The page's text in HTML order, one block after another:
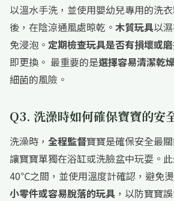
以溫水手洗，並使用嬰幼兒專用的洗
後，在陰涼通風處晾乾。 木質玩具以
免浸泡。 定期檢查玩具是否有損壞或
即更換。 最重要的是選擇容易清潔乾
細菌的風險。
Q3. 洗澡時如何確保寶寶的安
洗澡時， 全程監督寶寶是確保安全最
讓寶寶單獨在浴缸或洗臉盆中玩耍。此
40℃之間，並使用溫度計確認，避免燙
小零件或容易脫落的玩具 ，以防寶寶